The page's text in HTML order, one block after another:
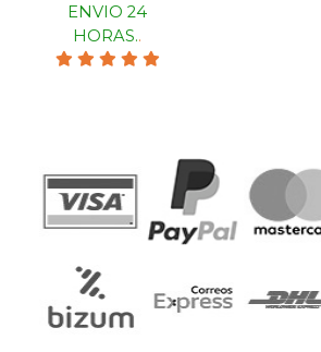
ENVIO 24
HORAS..